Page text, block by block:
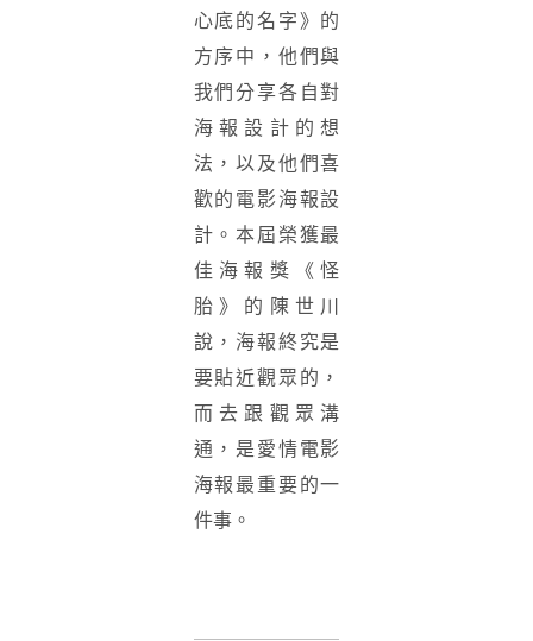
心底的名字》的
方序中，他們與
我們分享各自對
海報設計的想
法，以及他們喜
歡的電影海報設
計。本屆榮獲最
佳海報獎《怪
胎》的陳世川
說，海報終究是
要貼近觀眾的，
而去跟觀眾溝
通，是愛情電影
海報最重要的一
件事。